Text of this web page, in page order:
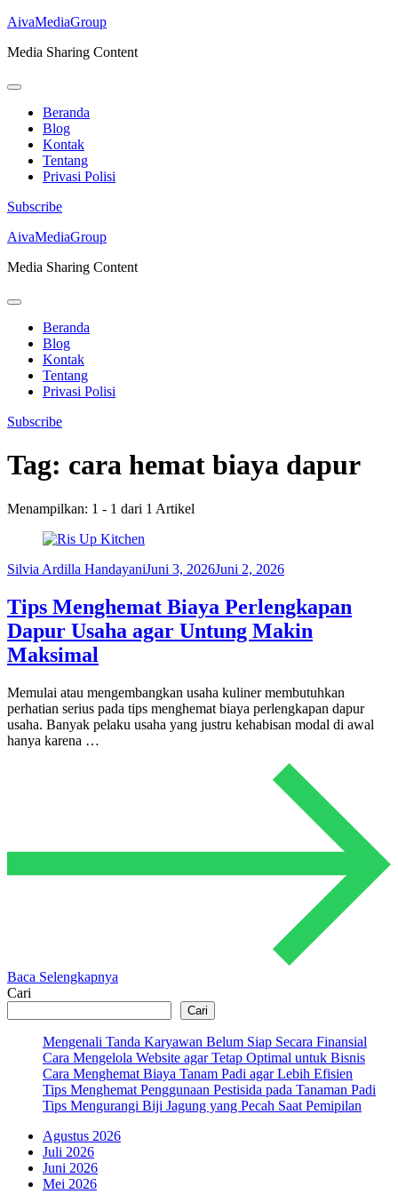
AivaMediaGroup
Media Sharing Content
Beranda
Blog
Kontak
Tentang
Privasi Polisi
Subscribe
Lompat
konten
Enter)
AivaMediaGroup
Media Sharing Content
Beranda
Blog
Kontak
Tentang
Privasi Polisi
Subscribe
Tag: cara hemat biaya dapur
Menampilkan: 1 - 1 dari 1 Artikel
Silvia Ardilla HandayaniJuni 3, 2026Juni 2, 2026
Tips Menghemat Biaya Perlengkapan
Dapur Usaha agar Untung Makin
Maksimal
Memulai atau mengembangkan usaha kuliner membutuhkan
perhatian serius pada tips menghemat biaya perlengkapan dapur
usaha. Banyak pelaku usaha yang justru kehabisan modal di awal
hanya karena …
Baca Selengkapnya
Cari
Cari
Mengenali Tanda Karyawan Belum Siap Secara Finansial
Cara Mengelola Website agar Tetap Optimal untuk Bisnis
Cara Menghemat Biaya Tanam Padi agar Lebih Efisien
Tips Menghemat Penggunaan Pestisida pada Tanaman Padi
Tips Mengurangi Biji Jagung yang Pecah Saat Pemipilan
Agustus 2026
Juli 2026
Juni 2026
Mei 2026